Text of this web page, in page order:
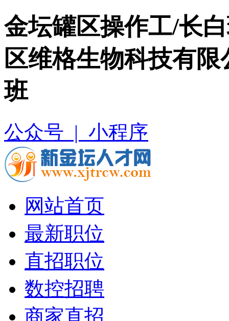
金坛罐区操作工/长
区维格生物科技有
班
公众号 | 小程序
网站首页
最新职位
直招职位
数控招聘
商家直招